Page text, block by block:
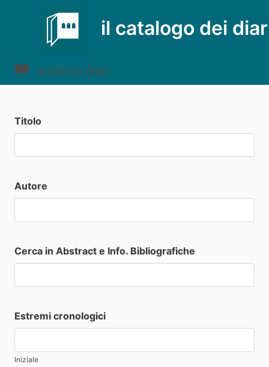
il catalogo dei
archivio diari
Titolo
Autore
Cerca in Abstract e Info. Bibliografiche
Estremi cronologici
Iniziale